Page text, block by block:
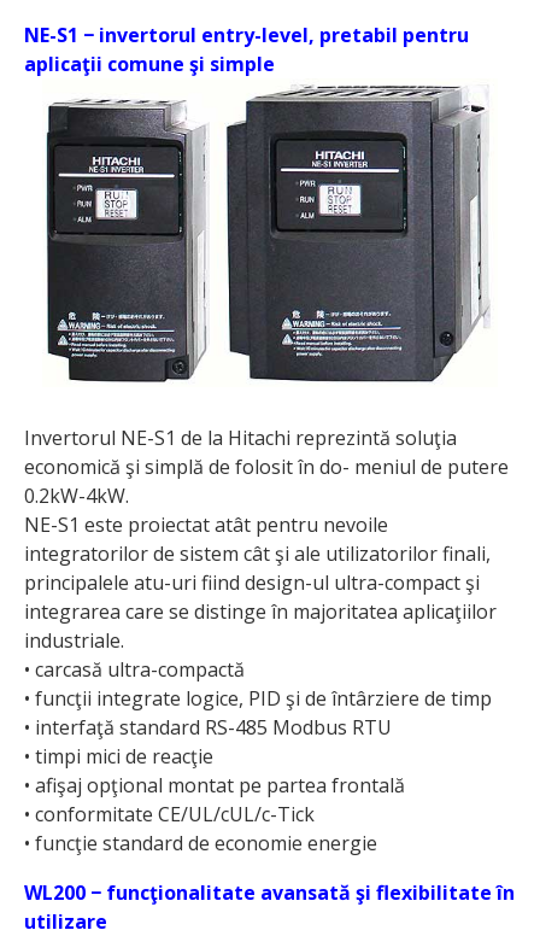
NE-S1 − invertorul entry-level, pretabil pentru
aplicaţii comune şi simple
Invertorul NE-S1 de la Hitachi reprezintă so­luţia
economică şi sim­plă de folosit în do- ­me­niul de putere
0.2kW-4kW.
NE-S1 este proiectat atât pentru nevoile
integratorilor de sistem cât şi ale utilizatorilor finali,
principalele atu-uri fiind design-ul ultra-compact şi
integrarea care se distinge în majoritatea aplicaţiilor
industriale.
• carcasă ultra-compactă
• funcţii integrate logice, PID şi de întârziere de timp
• interfaţă standard RS-485 Modbus RTU
• timpi mici de reacţie
• afişaj opţional montat pe partea frontală
• conformitate CE/UL/cUL/c-Tick
• funcţie standard de economie energie
WL200 − funcţionalitate avansată şi flexibilitate în
utilizare